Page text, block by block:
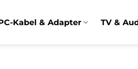
Kabel & Adapter TV &